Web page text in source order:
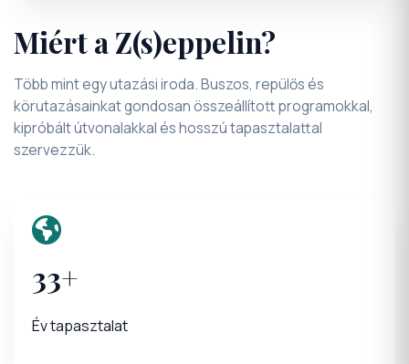
Miért a Z(s)eppelin?
Több mint egy utazási iroda. Buszos, repülős és
körutazásainkat gondosan összeállított programokkal,
kipróbált útvonalakkal és hosszú tapasztalattal
szervezzük.
33+
Év tapasztalat